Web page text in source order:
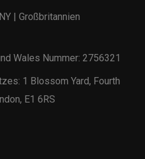
| Großbritannien
Wales Nummer: 2756321
1 Blossom Yard, Fourth
E1 6RS